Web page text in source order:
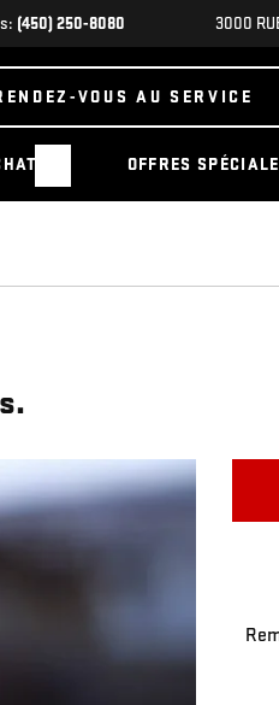
(450) 250-8080 3000
VOUS AU SERVICE
OFFRES